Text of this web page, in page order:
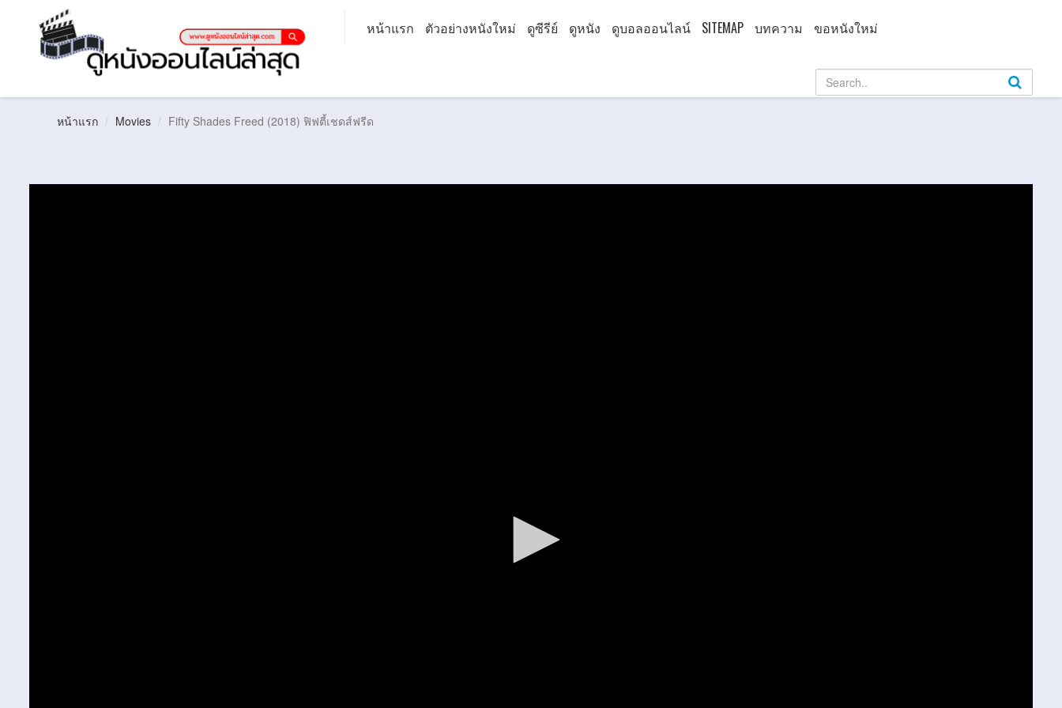
หน้าแรก ตัวอย่างหนังใหม่ ดูซีรีย์ ดูหนัง ดูบอลออนไลน์ SITEMAP บทความ ขอหนังใหม่
หน้าแรก Movies Fifty Shades Freed (2018) ฟิฟตี้เชดส์ฟรีด